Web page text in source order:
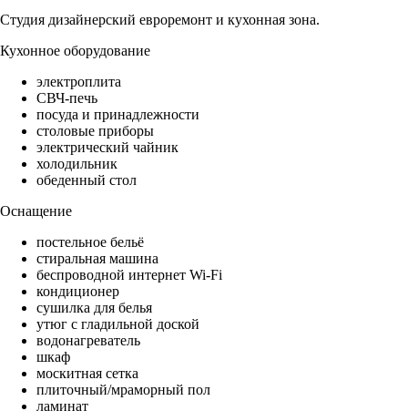
Студия дизайнерский евроремонт и кухонная зона.
Кухонное оборудование
электроплита
СВЧ-печь
посуда и принадлежности
столовые приборы
электрический чайник
холодильник
обеденный стол
Оснащение
постельное бельё
стиральная машина
беспроводной интернет Wi-Fi
кондиционер
сушилка для белья
утюг с гладильной доской
водонагреватель
шкаф
москитная сетка
плиточный/мраморный пол
ламинат